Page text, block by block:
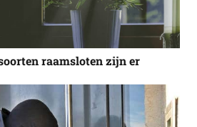
raamsloten zijn er